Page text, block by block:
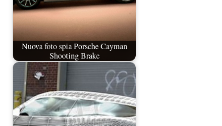
Nuova foto spia Porsche Cayman
Shooting Brake